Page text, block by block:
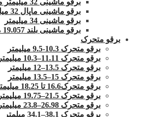
برقو ماشینی ماپال 32 میلیمتر
برقو ماشینی 34 میلیمتر
برقو ماشینی بلند 19.057 میلیمتر
برقو متحرک
برقو متحرک 10.3-9.5 میلیمتر
برقو متحرک 11.11–10.3 میلیمتر
برقو متحرک 13.5–12 میلیمتر
برقو متحرک 15–13.5 میلیمتر
برقو متحرک16.6 تا 18.25 میلیمتر
برقو متحرک 21.5–19.75 میلیمتر
برقو متحرک 26.98–23.8 میلیمتر
برقو متحرک 38.1–34.1 میلمتر